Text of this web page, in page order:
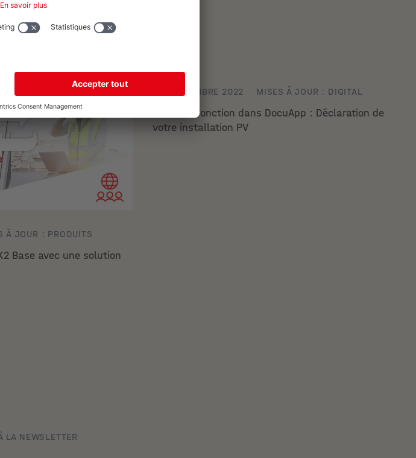
À JOUR : PRODUITS
Base avec une solution
26 SEPTEMBRE 2022 MISES À JOUR : DIGITAL
Nouvelle fonction dans DocuApp : Déclaration de
votre installation PV
LA NEWSLETTER